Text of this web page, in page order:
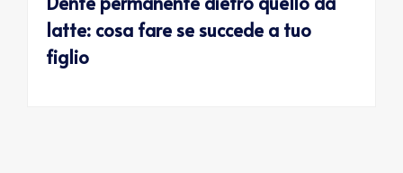
latte: cosa fare se succede a tuo
figlio